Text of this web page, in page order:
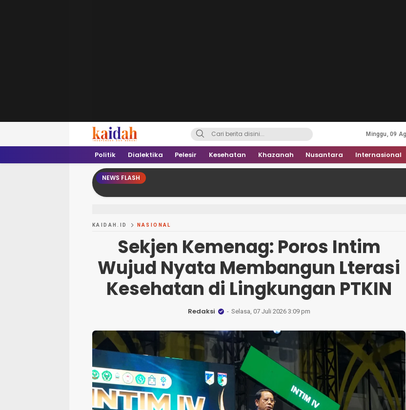
Kaidah.ID
Independen dan Berani
Minggu, 09
Politik Dialektika Pelesir Kesehatan Khazanah Nusantara Internasional
NEWS FLASH
KAIDAH.ID NASIONAL
Sekjen Kemenag: Poros Intim
Wujud Nyata Membangun Lterasi
Kesehatan di Lingkungan PTKIN
Redaksi Selasa, 07 Juli 2026 3:09 pm